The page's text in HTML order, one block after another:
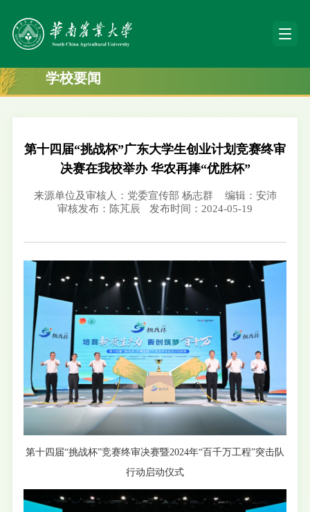
学校要闻
第十四届“挑战杯”广东大学生创业计划竞赛终审
决赛在我校举办 华农再捧“优胜杯”
来源单位及审核人：党委宣传部 杨志群
编辑：安沛
审核发布：陈芃辰
发布时间：2024-05-19
第十四届“挑战杯”竞赛终审决赛暨2024年“百千万工程”突击队
行动启动仪式